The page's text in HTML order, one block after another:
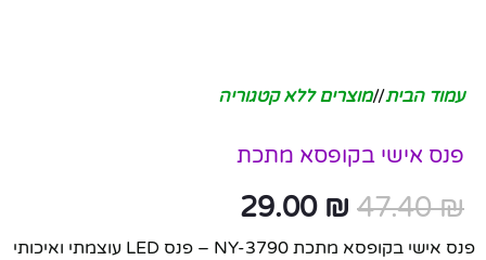
עמוד הבית/ מוצרים ללא קטגוריה
פנס אישי בקופסא מתכת
47.40₪
29.00 ₪
פנס אישי בקופסא מתכת NY-3790 – פנס LED עוצמתי ואיכותי